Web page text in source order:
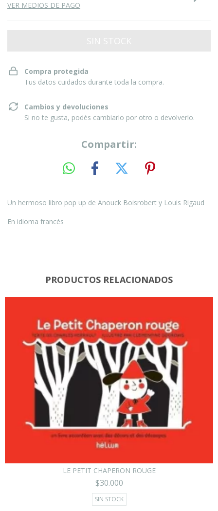
VER MEDIOS DE PAGO
Compra protegida
Tus datos cuidados durante toda la compra.
Cambios y devoluciones
Si no te gusta, podés cambiarlo por otro o devolverlo.
Compartir:
Un hermoso libro pop up de Anouck Boisrobert y Louis Rigaud
En idioma francés
PRODUCTOS RELACIONADOS
LE PETIT CHAPERON ROUGE
$30.000
SIN STOCK